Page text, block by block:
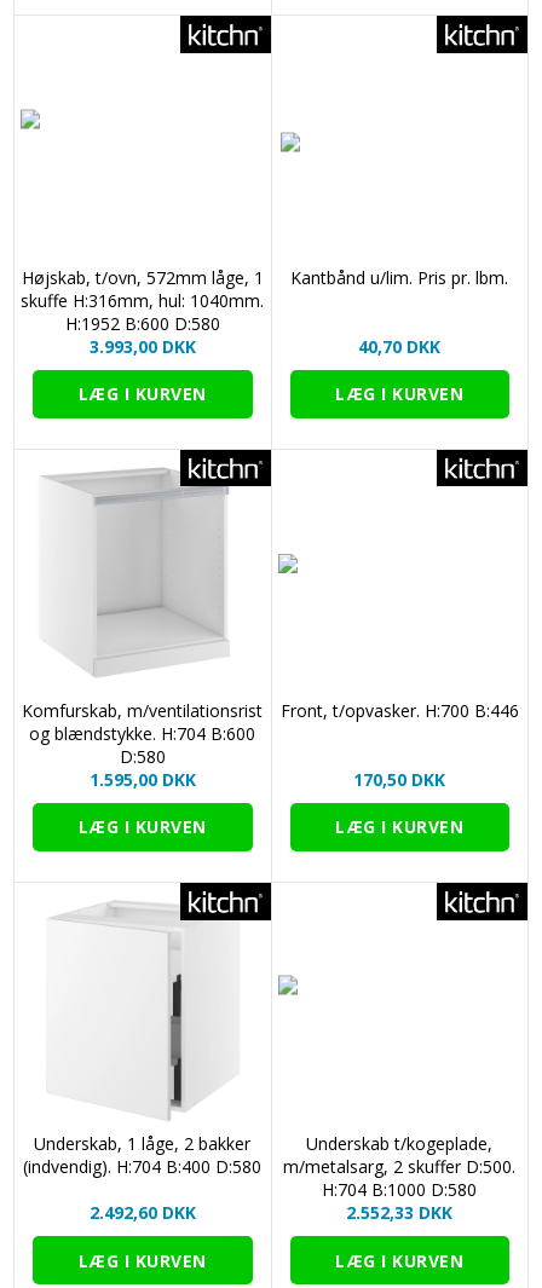
Højskab, t/ovn, 572mm låge, 1
skuffe H:316mm, hul: 1040mm.
H:1952 B:600 D:580
3.993,00 DKK
Kantbånd u/lim. Pris pr. lbm.
40,70 DKK
Komfurskab, m/ventilationsrist
og blændstykke. H:704 B:600
D:580
1.595,00 DKK
Front, t/opvasker. H:700 B:446
170,50 DKK
Underskab, 1 låge, 2 bakker
(indvendig). H:704 B:400 D:580
2.492,60 DKK
Underskab t/kogeplade,
m/metalsarg, 2 skuffer D:500.
H:704 B:1000 D:580
2.552,33 DKK